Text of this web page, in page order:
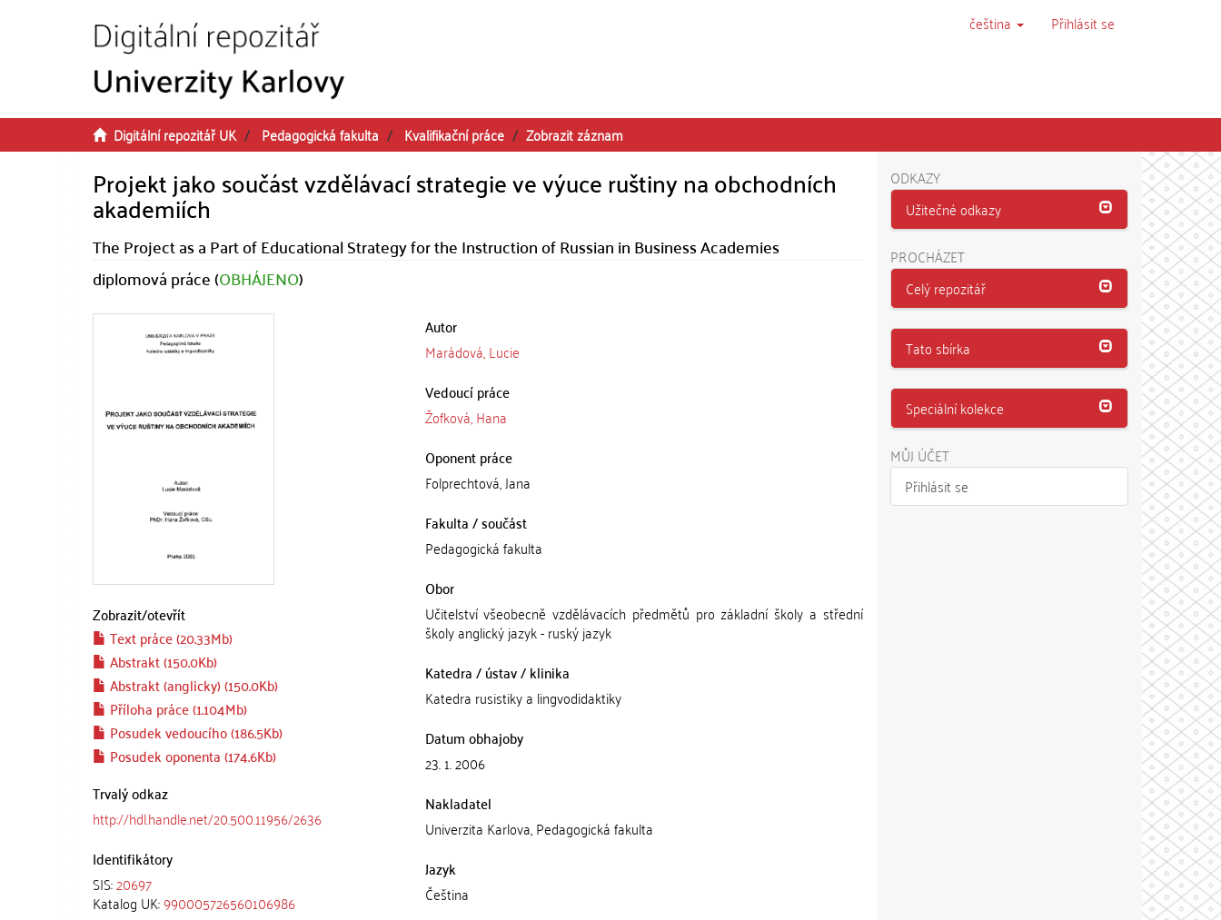
čeština Přihlásit se
Digitální repozitář UK Pedagogická fakulta Kvalifikační práce Zobrazit záznam
Projekt jako součást vzdělávací strategie ve výuce ruštiny na obchodních
akademiích
The Project as a Part of Educational Strategy for the Instruction of Russian in Business Academies
diplomová práce (OBHÁJENO)
Zobrazit/otevřít
Text práce (20.33Mb)
Abstrakt (150.0Kb)
Abstrakt (anglicky) (150.0Kb)
Příloha práce (1.104Mb)
Posudek vedoucího (186.5Kb)
Posudek oponenta (174.6Kb)
Trvalý odkaz
http://hdl.handle.net/20.500.11956/2636
Identifikátory
SIS:20697
Katalog UK:990005726560106986
Autor
Marádová, Lucie
Vedoucí práce
Žofková, Hana
Oponent práce
Folprechtová, Jana
Fakulta / součást
Pedagogická fakulta
Obor
Učitelství všeobecně vzdělávacích předmětů pro základní školy a střední
školy anglický jazyk - ruský jazyk
Katedra / ústav / klinika
Katedra rusistiky a lingvodidaktiky
Datum obhajoby
23. 1. 2006
Nakladatel
Univerzita Karlova, Pedagogická fakulta
Jazyk
Čeština
ODKAZY
Užitečné odkazy
PROCHÁZET
Celý repozitář
Tato sbírka
Speciální kolekce
MŮJ ÚČET
Přihlásit se